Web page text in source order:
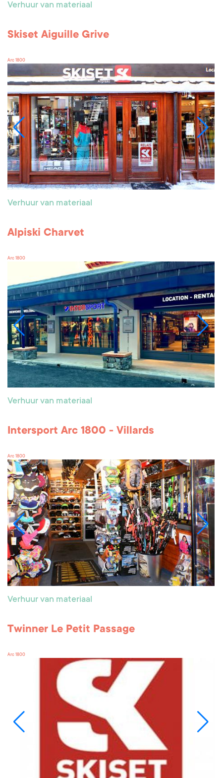
Verhuur van materiaal
Skiset Aiguille Grive
Arc 1800
Verhuur van materiaal
Alpiski Charvet
Arc 1800
Verhuur van materiaal
Intersport Arc 1800 - Villards
Arc 1800
Verhuur van materiaal
Twinner Le Petit Passage
Arc 1800